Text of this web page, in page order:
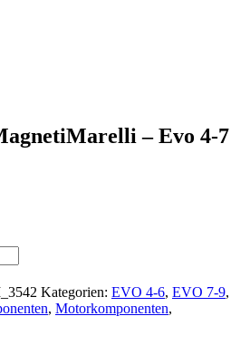
– Evo 4-7
Kategorien: EVO 4-6, EVO 7-9,
, Motorkomponenten,